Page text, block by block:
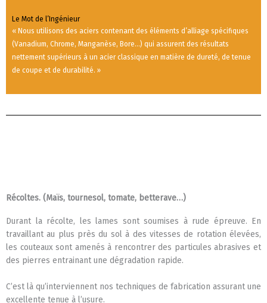
Le Mot de l’Ingénieur
« Nous utilisons des aciers contenant des éléments d’alliage spécifiques
(Vanadium, Chrome, Manganèse, Bore…) qui assurent des résultats
nettement supérieurs à un acier classique en matière de dureté, de tenue
de coupe et de durabilité. »
Récoltes. (Maïs, tournesol, tomate, betterave…)
Durant la récolte, les lames sont soumises à rude épreuve. En
travaillant au plus près du sol à des vitesses de rotation élevées,
les couteaux sont amenés à rencontrer des particules abrasives et
des pierres entrainant une dégradation rapide.
C’est là qu’interviennent nos techniques de fabrication assurant une
excellente tenue à l’usure.